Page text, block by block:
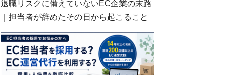
退職リスクに備えていないEC企業の末路
｜担当者が辞めたその日から起こること